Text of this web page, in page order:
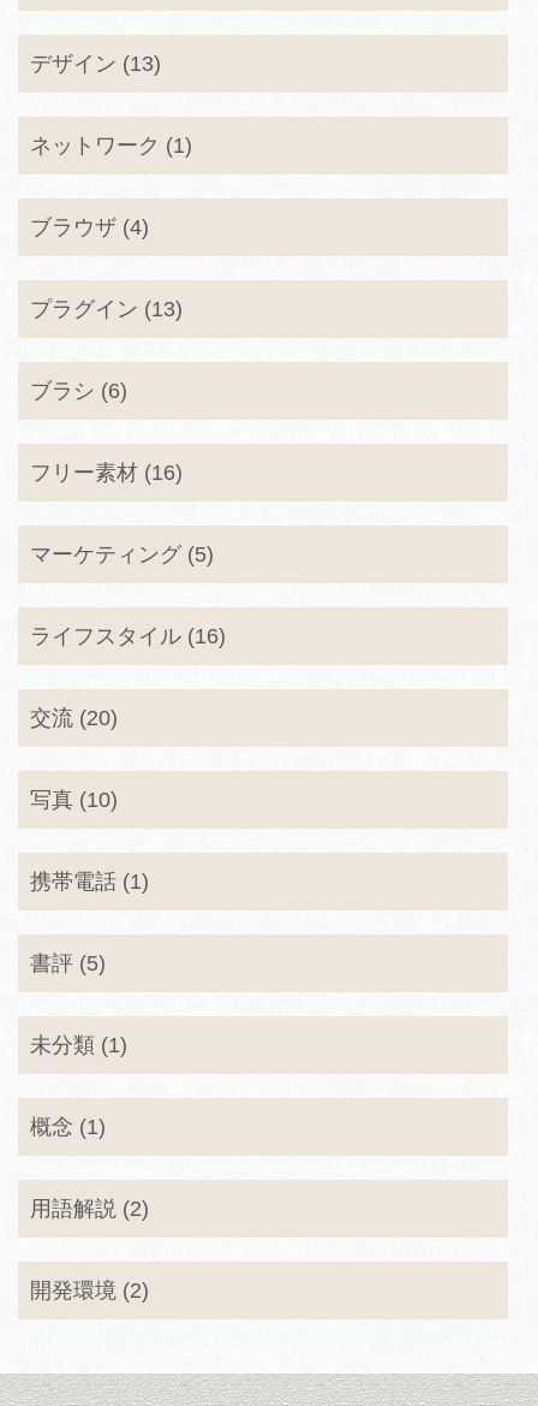
デザイン (13)
ネットワーク (1)
ブラウザ (4)
プラグイン (13)
ブラシ (6)
フリー素材 (16)
マーケティング (5)
ライフスタイル (16)
交流 (20)
写真 (10)
携帯電話 (1)
書評 (5)
未分類 (1)
概念 (1)
用語解説 (2)
開発環境 (2)